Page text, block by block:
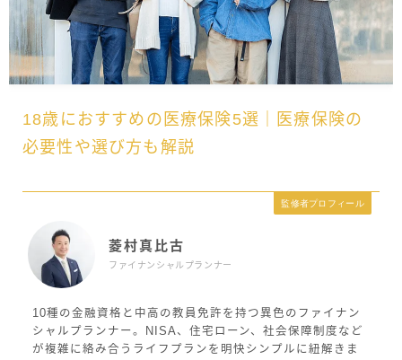
18歳におすすめの医療保険5選｜医療保険の
必要性や選び方も解説
監修者プロフィール
菱村真比古
ファイナンシャルプランナー
10種の金融資格と中高の教員免許を持つ異色のファイナン
シャルプランナー。NISA、住宅ローン、社会保障制度など
が複雑に絡み合うライフプランを明快シンプルに紐解きま